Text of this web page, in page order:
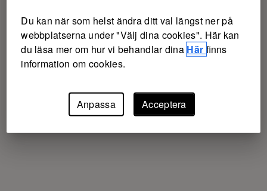
Du kan när som helst ändra ditt val längst ner på
webbplatserna under "Välj dina cookies". Här kan
du läsa mer om hur vi behandlar dina Här finns
information om cookies.
Anpassa Acceptera